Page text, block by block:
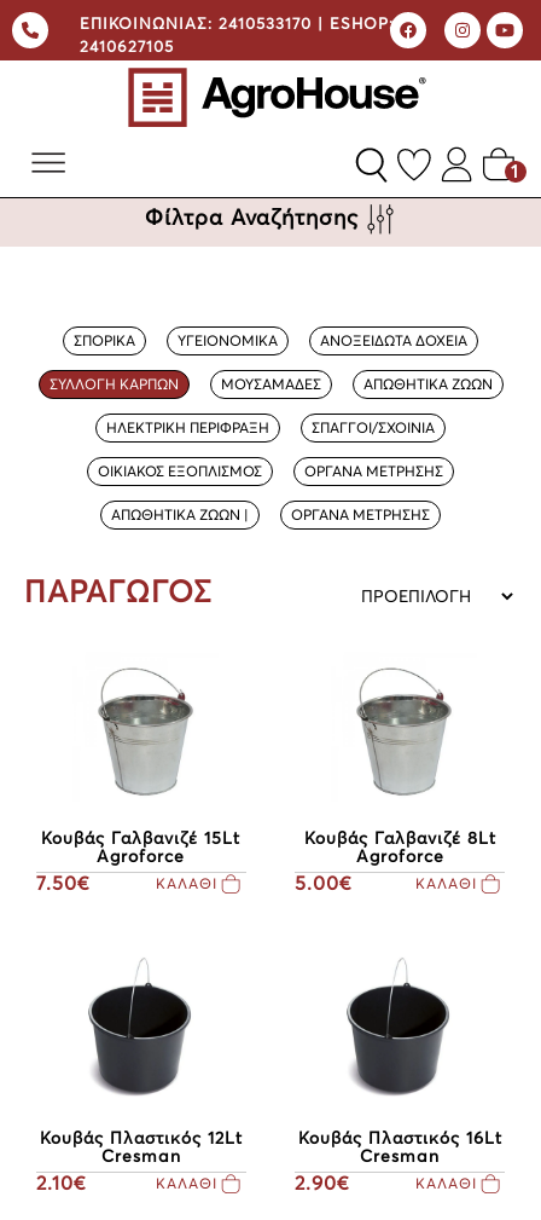
ΕΠΙΚΟΙΝΩΝΙΑΣ: 2410533170 | ESHOP:
2410627105
1
Φίλτρα Αναζήτησης
ΣΠΟΡΙΚΑ ΥΓΕΙΟΝΟΜΙΚΑ ΑΝΟΞΕΙΔΩΤΑ ΔΟΧΕΙΑ
ΣΥΛΛΟΓΗ ΚΑΡΠΩΝ ΜΟΥΣΑΜΑΔΕΣ ΑΠΩΘΗΤΙΚΑ ΖΩΩΝ
ΗΛΕΚΤΡΙΚΗ ΠΕΡΙΦΡΑΞΗ ΣΠΑΓΓΟΙ/ΣΧΟΙΝΙΑ
ΟΙΚΙΑΚΟΣ ΕΞΟΠΛΙΣΜΟΣ ΟΡΓΑΝΑ ΜΕΤΡΗΣΗΣ
ΑΠΩΘΗΤΙΚΑ ΖΩΩΝ | ΟΡΓΑΝΑ ΜΕΤΡΗΣΗΣ
ΠΑΡΑΓΩΓΟΣ
Κουβάς Γαλβανιζέ 15Lt
Agroforce
7.50€ ΚΑΛΑΘΙ
Κουβάς Γαλβανιζέ 8Lt
Agroforce
5.00€ ΚΑΛΑΘΙ
Κουβάς Πλαστικός 12Lt
Cresman
2.10€ ΚΑΛΑΘΙ
Κουβάς Πλαστικός 16Lt
Cresman
2.90€ ΚΑΛΑΘΙ